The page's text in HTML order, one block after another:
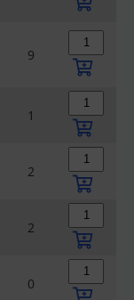
9
1
2
2
0